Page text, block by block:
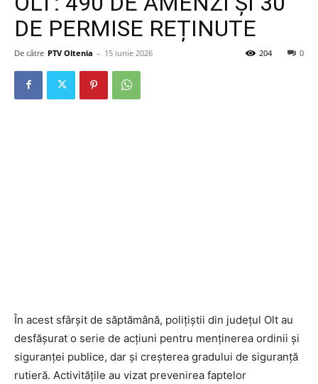
DE PERMISE REȚINUTE
De către PTV Oltenia - 15 iunie 2026 0
204
În acest sfârșit de săptămână, polițiștii din județul Olt au
desfășurat o serie de acțiuni pentru menținerea ordinii și
siguranței publice, dar și creșterea gradului de siguranță
rutieră. Activitățile au vizat prevenirea faptelor